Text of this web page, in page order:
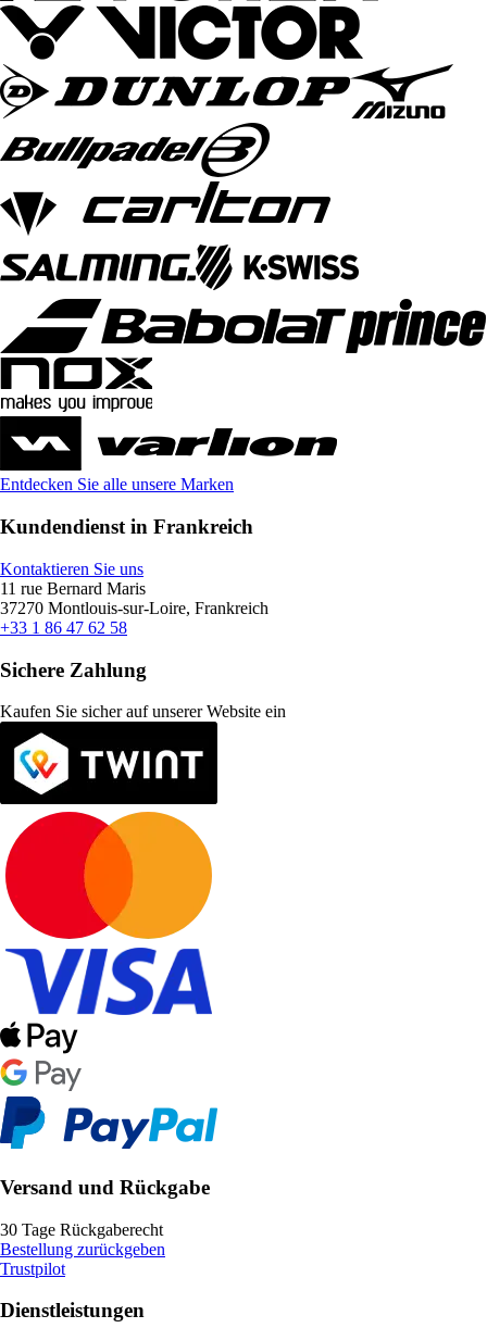
Entdecken Sie alle unsere Marken
Kundendienst in Frankreich
Kontaktieren Sie uns
11 rue Bernard Maris
37270 Montlouis-sur-Loire, Frankreich
+33 1 86 47 62 58
Sichere Zahlung
Kaufen Sie sicher auf unserer Website ein
Versand und Rückgabe
30 Tage Rückgaberecht
Bestellung zurückgeben
Trustpilot
Dienstleistungen